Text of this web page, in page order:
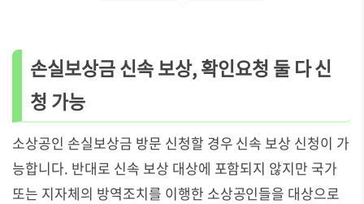
손실보상금 신속 보상, 확인요청 둘 다 신
청 가능
소상공인 손실보상금 방문 신청할 경우 신속 보상 신청이 가
능합니다. 반대로 신속 보상 대상에 포함되지 않지만 국가
또는 지자체의 방역조치를 이행한 소상공인들을 대상으로